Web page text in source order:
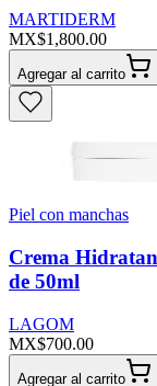
MARTIDERM
MX$1,800.00
Agregar al carrito
Piel con manchas
Crema
de 50ml
LAGOM
MX$700.00
Agregar al carrito